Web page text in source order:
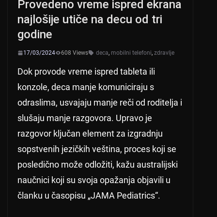
Provedeno vreme ispred ekrana
najlošije utiče na decu od tri
godine
17/03/2024 608 Views deca, mobilni telefoni, zdravlje
Dok provode vreme ispred tableta ili
konzole, deca manje komuniciraju s
odraslima, usvajaju manje reči od roditelja i
slušaju manje razgovora. Upravo je
razgovor ključan element za izgradnju
sopstvenih jezičkih veština, proces koji se
posledično može odložiti, kažu australijski
naučnici koji su svoja opažanja objavili u
članku u časopisu „JAMA Pediatrics“.